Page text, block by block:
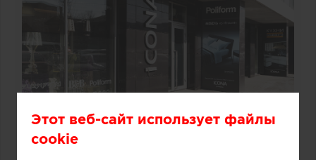
Этот веб-сайт использует файлы
cookie